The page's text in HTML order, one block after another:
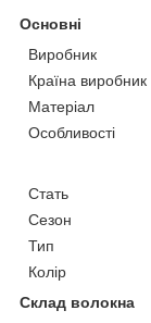
Основні
Виробник
Країна виробник
Матеріал
Особливості
Стать
Сезон
Тип
Колір
Склад волокна